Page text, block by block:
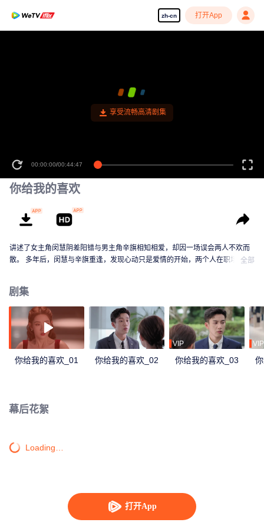
zh-cn 打开App
打开App
享受流畅高清剧集
00:00:00/00:44:47
你给我的喜欢
讲述了女主角闵慧阴差阳错与男主角辛旗相知相爱，却因一场误会两人不欢而
散。 多年后，闵慧与辛旗重逢，发现心动只是爱情的开始，两个人在职场上、
全部
剧集
你给我的喜欢_01 你给我的喜欢_02
VIP
你给我的喜欢_03
VIP
幕后花絮
Loading…